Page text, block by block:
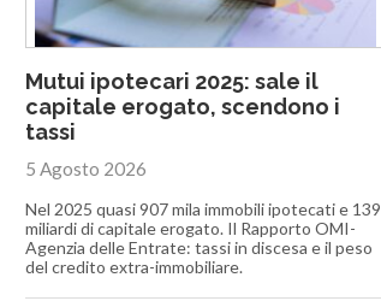
Mutui ipotecari 2025: sale il
capitale erogato, scendono i
tassi
5 Agosto 2026
Nel 2025 quasi 907 mila immobili ipotecati e 139
miliardi di capitale erogato. Il Rapporto OMI-
Agenzia delle Entrate: tassi in discesa e il peso
del credito extra-immobiliare.